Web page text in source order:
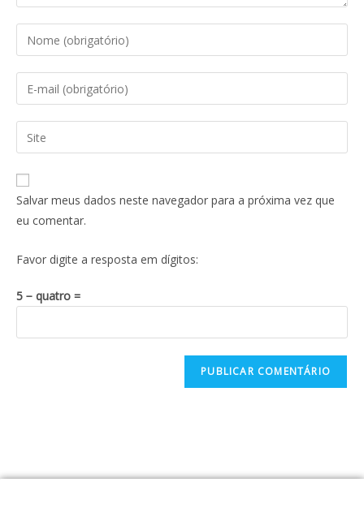
Salvar meus dados neste navegador para a próxima vez que
eu comentar.
Favor digite a resposta em dígitos:
5 − quatro =